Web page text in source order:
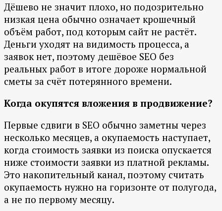
Дёшево не значит плохо, но подозрительно
низкая цена обычно означает крошечный
объём работ, под которым сайт не растёт.
Деньги уходят на видимость процесса, а
заявок нет, поэтому дешёвое SEO без
реальных работ в итоге дороже нормальной
сметы за счёт потерянного времени.
Когда окупятся вложения в продвижение?
Первые сдвиги в SEO обычно заметны через
несколько месяцев, а окупаемость наступает,
когда стоимость заявки из поиска опускается
ниже стоимости заявки из платной рекламы.
Это накопительный канал, поэтому считать
окупаемость нужно на горизонте от полугода,
а не по первому месяцу.